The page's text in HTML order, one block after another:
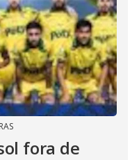
fora de